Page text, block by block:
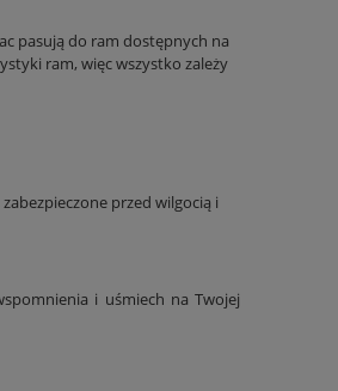
pasują do ram dostępnych na
ram, więc wszystko zależy
przed wilgocią i
i uśmiech na Twojej